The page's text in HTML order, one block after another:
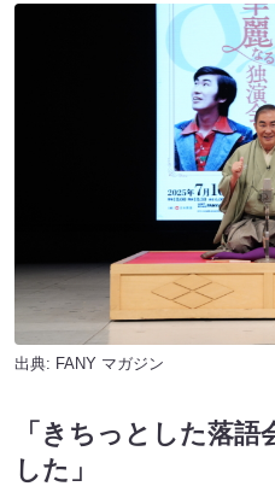
出典: FANY マガジン
「きちっとした落
した」